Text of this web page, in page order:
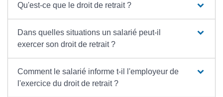
Qu'est-ce que le droit de retrait ?
Dans quelles situations un salarié peut-il
exercer son droit de retrait ?
Comment le salarié informe t-il l'employeur de
l'exercice du droit de retrait ?